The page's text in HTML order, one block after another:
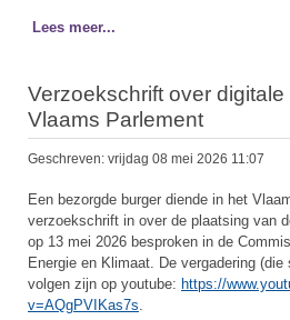
Lees meer...
Verzoekschrift over
Vlaams Parlement
Geschreven: vrijdag 08 mei 2026 11:07
Een bezorgde burger diende in het
verzoekschrift in over de plaatsing van
op 13 mei 2026 besproken in de
Energie en Klimaat. De vergadering
volgen zijn op youtube: https://
v=AQgPVIKas7s